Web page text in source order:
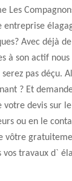
Les
entreprise
Avec déjà
à son actif nous
pas déçu.
? Et
votre devis sur
ou en le
vôtre
vos travaux d`